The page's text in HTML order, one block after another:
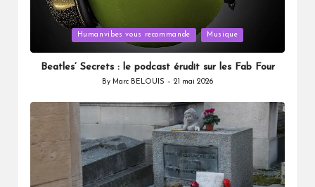
Humanvibes vous recommande Musique
Beatles’ Secrets : le podcast érudit sur les Fab Four
Posted
By Marc BELOUIS 21 mai 2026